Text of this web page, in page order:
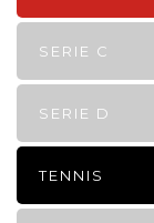
SERIE C
SERIE D
TENNIS